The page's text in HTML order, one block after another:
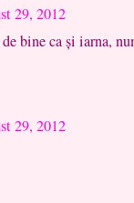
29, 2012
bine ca şi iarna,
29, 2012